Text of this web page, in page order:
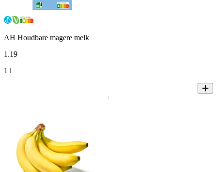
AH Houdbare magere melk
1 .19
1 l